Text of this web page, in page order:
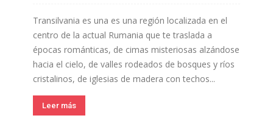
Transilvania es una es una región localizada en el
centro de la actual Rumania que te traslada a
épocas románticas, de cimas misteriosas alzándose
hacia el cielo, de valles rodeados de bosques y ríos
cristalinos, de iglesias de madera con techos...
Leer más